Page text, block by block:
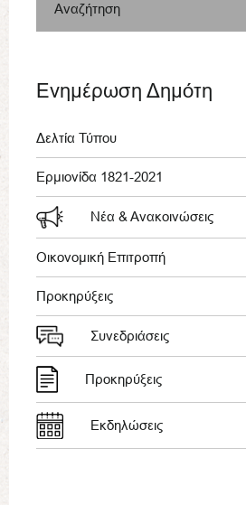
Αναζήτηση
Ενημέρωση Δημότη
Δελτία Τύπου
Ερμιονίδα 1821-2021
Νέα & Ανακοινώσεις
Οικονομική Επιτροπή
Προκηρύξεις
Συνεδριάσεις
Προκηρύξεις
Εκδηλώσεις